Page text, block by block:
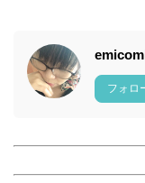
フォロ